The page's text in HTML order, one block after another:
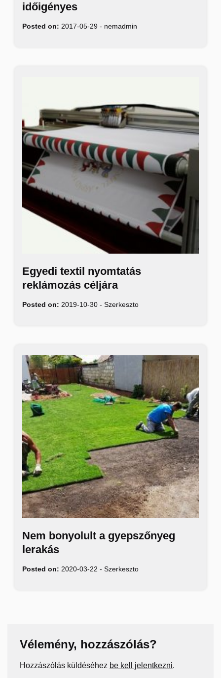
időigényes
Posted on: 2017-05-29 - nemadmin
Egyedi textil nyomtatás
reklámozás céljára
Posted on: 2019-10-30 - Szerkeszto
Nem bonyolult a gyepszőnyeg
lerakás
Posted on: 2020-03-22 - Szerkeszto
Vélemény, hozzászólás?
Hozzászólás küldéséhez be kell jelentkezni.